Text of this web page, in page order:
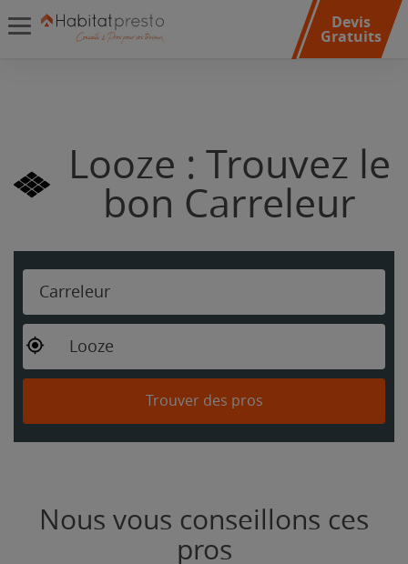
Devis
Gratuits
Looze : Trouvez le
bon Carreleur
Carreleur
Looze
Trouver des pros
Nous vous conseillons ces
pros